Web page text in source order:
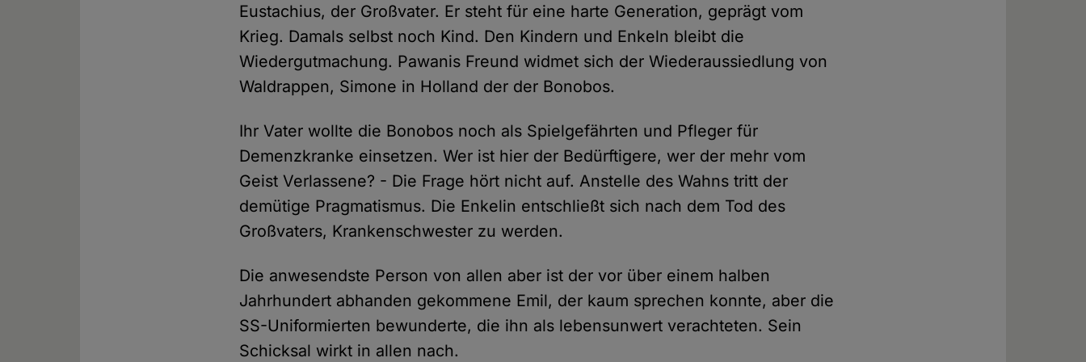
Eustachius, der Großvater. Er steht für eine harte Generation, geprägt vom
Krieg. Damals selbst noch Kind. Den Kindern und Enkeln bleibt die
Wiedergutmachung. Pawanis Freund widmet sich der Wiederaussiedlung von
Waldrappen, Simone in Holland der der Bonobos.
Ihr Vater wollte die Bonobos noch als Spielgefährten und Pfleger für
Demenzkranke einsetzen. Wer ist hier der Bedürftigere, wer der mehr vom
Geist Verlassene? - Die Frage hört nicht auf. Anstelle des Wahns tritt der
demütige Pragmatismus. Die Enkelin entschließt sich nach dem Tod des
Großvaters, Krankenschwester zu werden.
Die anwesendste Person von allen aber ist der vor über einem halben
Jahrhundert abhanden gekommene Emil, der kaum sprechen konnte, aber die
SS-Uniformierten bewunderte, die ihn als lebensunwert verachteten. Sein
Schicksal wirkt in allen nach.